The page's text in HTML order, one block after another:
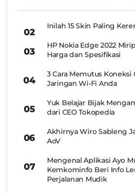
Inilah 15 Skin Paling
HP Nokia Edge 2022
Harga dan Spesifikasi
3 Cara Memutus Koneksi
Jaringan Wi-Fi Anda
Yuk Belajar Bijak
dari CEO Tokopedia
Akhirnya Wiro Sableng
AoV
Mengenal Aplikasi Ayo
Kemkominfo Beri Info
Perjalanan Mudik